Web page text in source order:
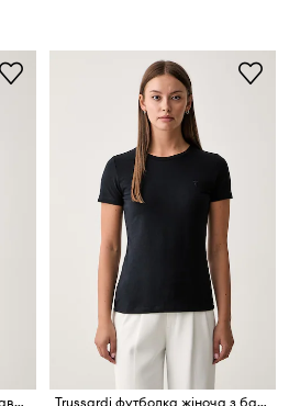
Trussardi лонгслів жіночий бавовняний з еластаном
Trussardi футболка жіноча з бавовною